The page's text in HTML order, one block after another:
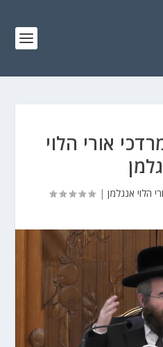
אורי הלוי
הלוי אנגלמן |